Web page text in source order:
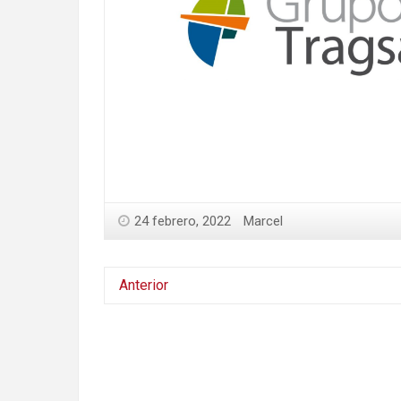
24 febrero, 2022 Marcel
Anterior